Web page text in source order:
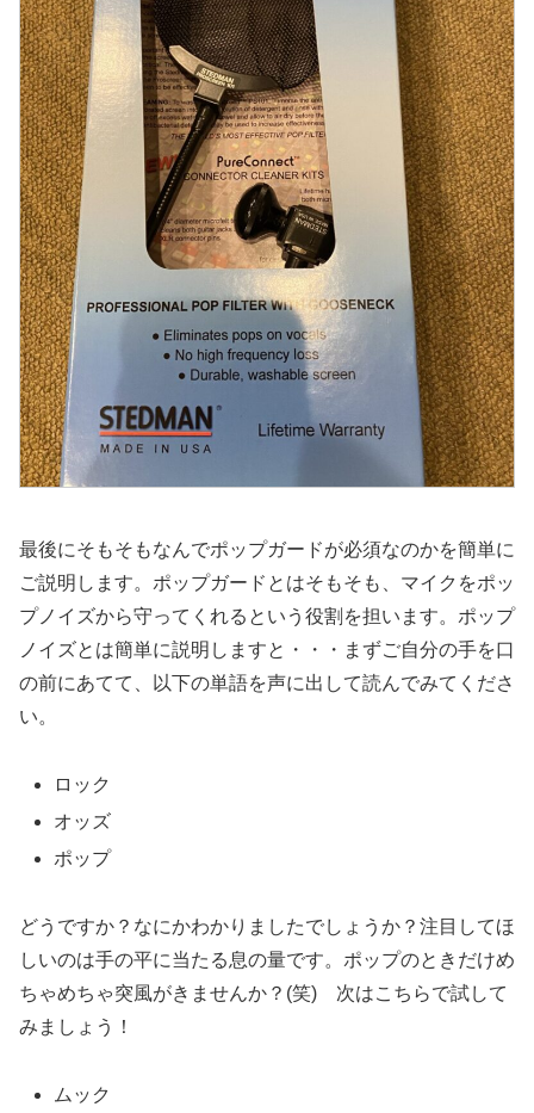
最後にそもそもなんでポップガードが必須なのかを簡単に
ご説明します。ポップガードとはそもそも、マイクをポッ
プノイズから守ってくれるという役割を担います。ポップ
ノイズとは簡単に説明しますと・・・まずご自分の手を口
の前にあてて、以下の単語を声に出して読んでみてくださ
い。
ロック
オッズ
ポップ
どうですか？なにかわかりましたでしょうか？注目してほ
しいのは手の平に当たる息の量です。ポップのときだけめ
ちゃめちゃ突風がきませんか？(笑) 次はこちらで試して
みましょう！
ムック